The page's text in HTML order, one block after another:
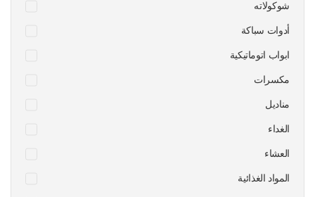
شوكولاته
أدوات سباكة
ابواب اتوماتيكية
مكسرات
مناديل
الغداء
العشاء
المواد الغذائية